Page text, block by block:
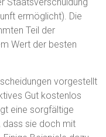
Staatsverschuldung
ermöglicht). Die
Teil der
Wert der besten
vorgestellt
Gut kostenlos
eine sorgfältige
dass sie doch mit